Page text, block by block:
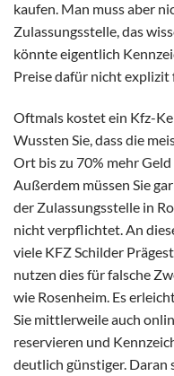
kaufen. Man muss aber
Zulassungsstelle, das
könnte eigentlich
Preise dafür nicht explizit
Oftmals kostet ein Kfz-
Wussten Sie, dass die
Ort bis zu 70% mehr
Außerdem müssen Sie
der Zulassungsstelle in
nicht verpflichtet. An
viele KFZ Schilder
nutzen dies für falsche
wie Rosenheim. Es
Sie mittlerweile auch
reservieren und
deutlich günstiger. Daran